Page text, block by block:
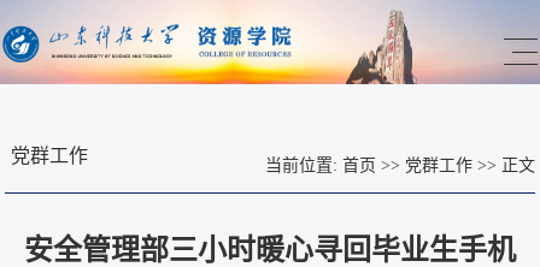
党群工作 当前位置: 首页 >> 党群工作>> 正文
安全管理部三小时暖心寻回毕业生手机